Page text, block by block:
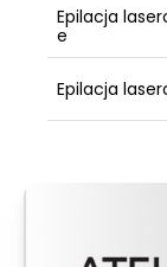
Epilacja
e
Epilacja